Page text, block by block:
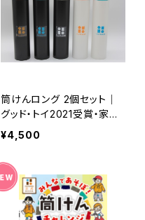
筒けんロング 2個セット｜
グッド・トイ2021受賞・家族
で楽しむデジタルデトックス
¥4,500